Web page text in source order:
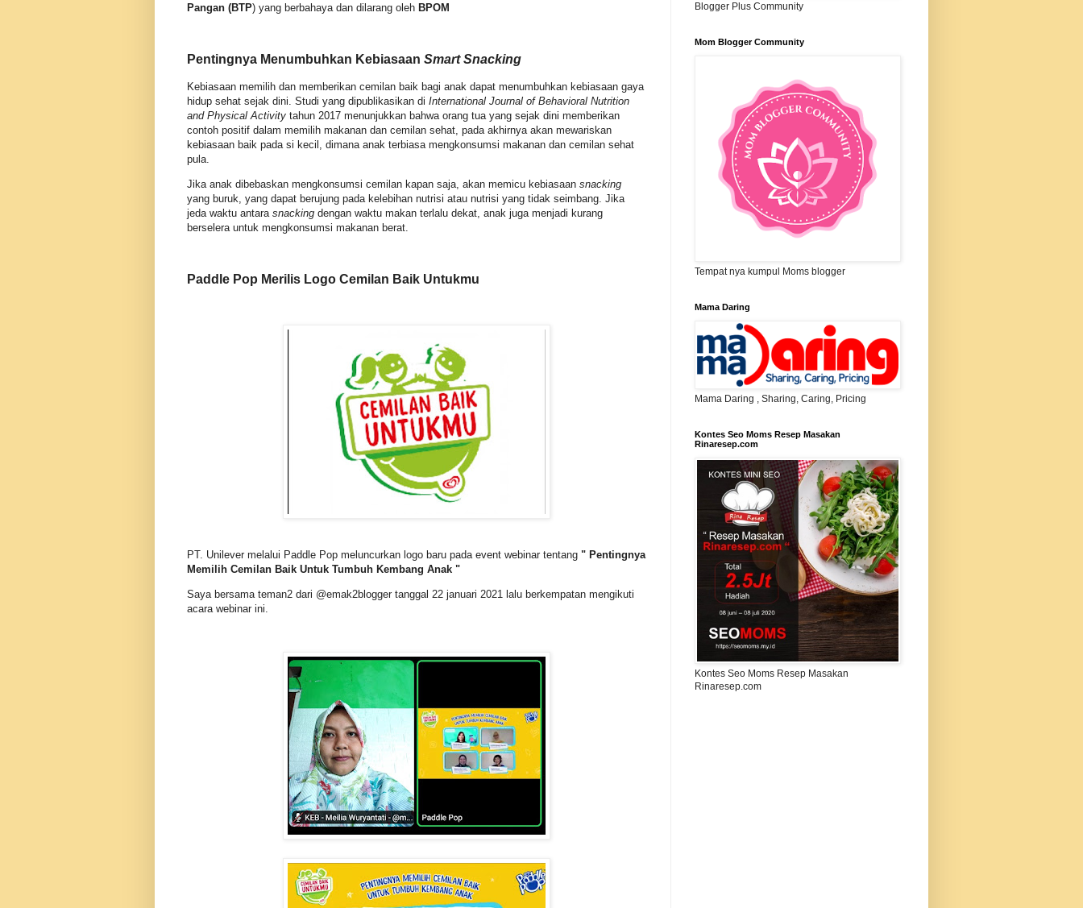
Pangan (BTP) yang berbahaya dan dilarang oleh BPOM
Pentingnya Menumbuhkan Kebiasaan Smart Snacking
Kebiasaan memilih dan memberikan cemilan baik bagi anak dapat menumbuhkan kebiasaan gaya
hidup sehat sejak dini. Studi yang dipublikasikan di International Journal of Behavioral Nutrition
and Physical Activity tahun 2017 menunjukkan bahwa orang tua yang sejak dini memberikan
contoh positif dalam memilih makanan dan cemilan sehat, pada akhirnya akan mewariskan
kebiasaan baik pada si kecil, dimana anak terbiasa mengkonsumsi makanan dan cemilan sehat
pula.
Jika anak dibebaskan mengkonsumsi cemilan kapan saja, akan memicu kebiasaan snacking
yang buruk, yang dapat berujung pada kelebihan nutrisi atau nutrisi yang tidak seimbang. Jika
jeda waktu antara snacking dengan waktu makan terlalu dekat, anak juga menjadi kurang
berselera untuk mengkonsumsi makanan berat.
Paddle Pop Merilis Logo Cemilan Baik Untukmu
PT. Unilever melalui Paddle Pop meluncurkan logo baru pada event webinar tentang " Pentingnya
Memilih Cemilan Baik Untuk Tumbuh Kembang Anak "
Saya bersama teman2 dari @emak2blogger tanggal 22 januari 2021 lalu berkempatan mengikuti
acara webinar ini.
Blogger Plus Community
Mom Blogger Community
Tempat nya kumpul Moms blogger
Mama Daring
Mama Daring , Sharing, Caring, Pricing
Kontes Seo Moms Resep Masakan
Rinaresep.com
Kontes Seo Moms Resep Masakan
Rinaresep.com